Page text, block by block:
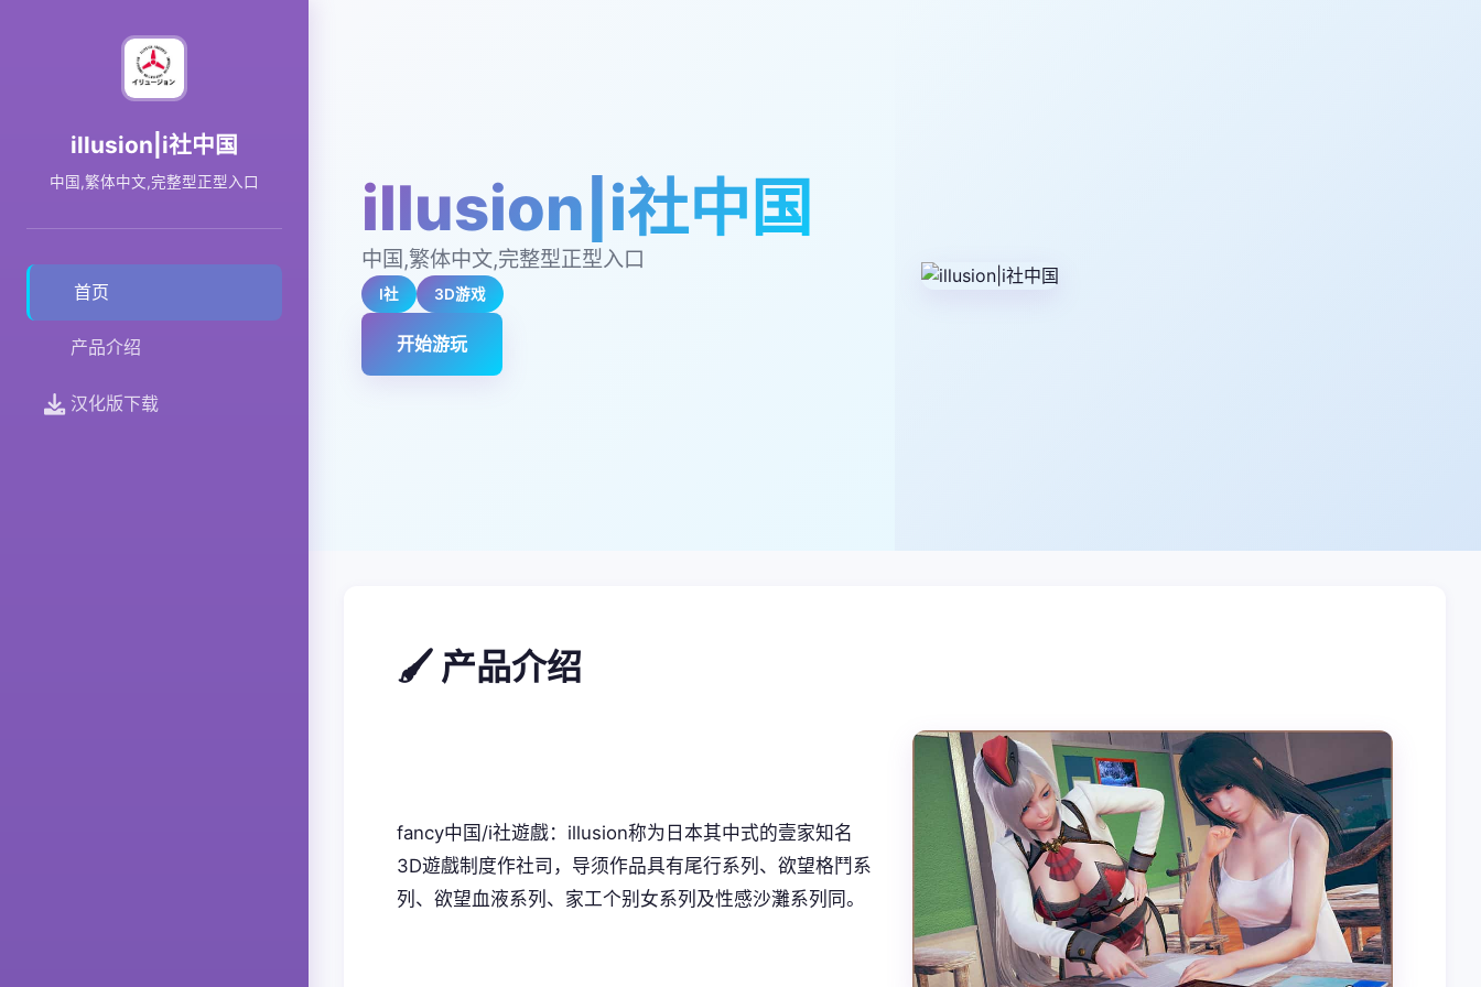
illusion|i社中国
中国,繁体中文,完整型正型入口
首页
产品介绍
汉化版下载
illusion|i社中国
中国,繁体中文,完整型正型入口
I社 3D游戏
开始游玩
🖌️ 产品介绍
fancy中国/i社遊戲：illusion称为日本其中式的壹家知名
3D遊戲制度作社司，导须作品具有尾行系列、欲望格鬥系
列、欲望血液系列、家工个别女系列及性感沙灘系列同。